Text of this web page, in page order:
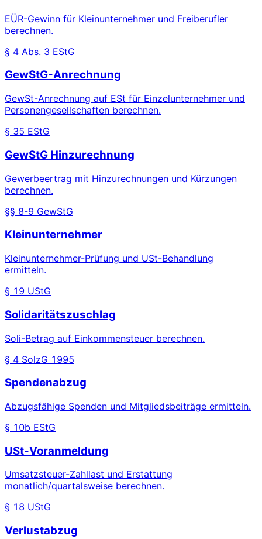
EÜR-Gewinn für Kleinunternehmer und Freiberufler
berechnen.
§ 4 Abs. 3 EStG
GewStG-Anrechnung
GewSt-Anrechnung auf ESt für Einzelunternehmer und
Personengesellschaften berechnen.
§ 35 EStG
GewStG Hinzurechnung
Gewerbeertrag mit Hinzurechnungen und Kürzungen
berechnen.
§§ 8-9 GewStG
Kleinunternehmer
Kleinunternehmer-Prüfung und USt-Behandlung
ermitteln.
§ 19 UStG
Solidaritätszuschlag
Soli-Betrag auf Einkommensteuer berechnen.
§ 4 SolzG 1995
Spendenabzug
Abzugsfähige Spenden und Mitgliedsbeiträge ermitteln.
§ 10b EStG
USt-Voranmeldung
Umsatzsteuer-Zahllast und Erstattung
monatlich/quartalsweise berechnen.
§ 18 UStG
Verlustabzug